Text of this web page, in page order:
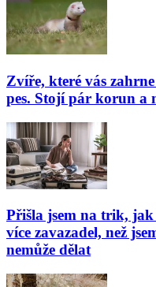
Zvíře, které vás
pes. Stojí pár korun a
Přišla jsem na trik,
více zavazadel, než
nemůže dělat